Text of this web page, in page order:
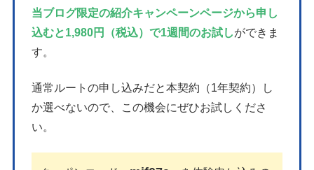
当ブログ限定の紹介キャンペーンページから申し
込むと1,980円（税込）で1週間のお試しができま
す。
通常ルートの申し込みだと本契約（1年契約）し
か選べないので、この機会にぜひお試しくださ
い。